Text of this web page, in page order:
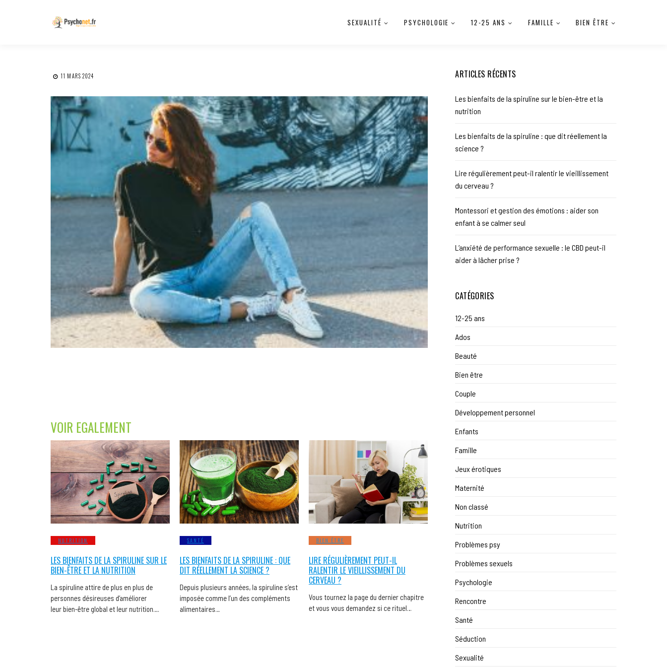
SEXUALITÉ PSYCHOLOGIE 12-25 ANS FAMILLE BIEN ÊTRE
11 MARS 2024
VOIR EGALEMENT
NUTRITION
LES BIENFAITS DE LA SPIRULINE SUR LE
BIEN-ÊTRE ET LA NUTRITION
La spiruline attire de plus en plus de
personnes désireuses d’améliorer
leur bien-être global et leur nutrition….
SANTÉ
LES BIENFAITS DE LA SPIRULINE : QUE
DIT RÉELLEMENT LA SCIENCE ?
Depuis plusieurs années, la spiruline s’est
imposée comme l’un des compléments
alimentaires…
BIEN ÊTRE
LIRE RÉGULIÈREMENT PEUT-IL
RALENTIR LE VIEILLISSEMENT DU
CERVEAU ?
Vous tournez la page du dernier chapitre
et vous vous demandez si ce rituel…
ARTICLES RÉCENTS
Les bienfaits de la spiruline sur le bien-être et la
nutrition
Les bienfaits de la spiruline : que dit réellement la
science ?
Lire régulièrement peut-il ralentir le vieillissement
du cerveau ?
Montessori et gestion des émotions : aider son
enfant à se calmer seul
L’anxiété de performance sexuelle : le CBD peut-il
aider à lâcher prise ?
CATÉGORIES
12-25 ans
Ados
Beauté
Bien être
Couple
Développement personnel
Enfants
Famille
Jeux érotiques
Maternité
Non classé
Nutrition
Problèmes psy
Problèmes sexuels
Psychologie
Rencontre
Santé
Séduction
Sexualité